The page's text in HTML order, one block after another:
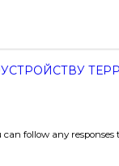
can follow any